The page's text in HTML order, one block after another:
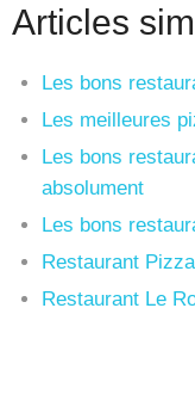
Articles
Les bons
Les meilleures
Les bons
absolument
Les bons
Restaurant
Restaurant Le